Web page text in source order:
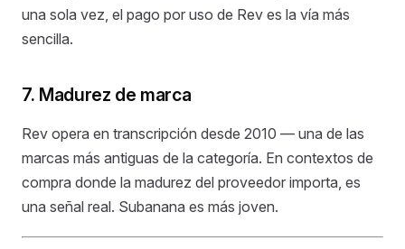
una sola vez, el pago por uso de Rev es la vía más
sencilla.
7. Madurez de marca
Rev opera en transcripción desde 2010 — una de las
marcas más antiguas de la categoría. En contextos de
compra donde la madurez del proveedor importa, es
una señal real. Subanana es más joven.